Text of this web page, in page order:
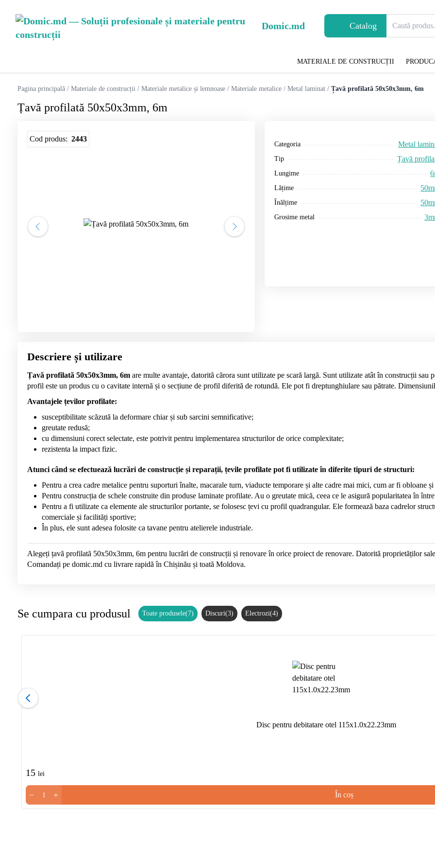
Domic.md Catalog
MATERIALE DE CONSTRUCȚII
Pagina principală / Materiale de construcții / Materiale metalice și lemnoase / Materiale metalice / Metal laminat / Țavă profilată 50x50x3mm, 6m
Țavă profilată 50x50x3mm, 6m
Cod produs: 2443
Categoria Metal
Tip Țavă
Lungime
Lățime
Înălțime
Grosime metal
Descriere și utilizare
Țavă profilată 50x50x3mm, 6m are multe avantaje, datorită cărora sunt utilizate pe scară largă. Sunt utilizate atât în construcții sau
profil este un produs cu o cavitate internă și o secțiune de profil diferită de rotundă. Ele pot fi dreptunghiulare sau pătrate.
Avantajele țevilor profilate:
susceptibilitate scăzută la deformare chiar și sub sarcini semnificative;
greutate redusă;
cu dimensiuni corect selectate, este potrivit pentru implementarea structurilor de orice complexitate;
rezistenta la impact fizic.
Atunci când se efectuează lucrări de construcție și reparații, țevile profilate pot fi utilizate în diferite tipuri de structuri:
Pentru a crea cadre metalice pentru suporturi înalte, macarale turn, viaducte temporare și alte cadre mai mici, cum ar fi obloane
Pentru construcția de schele construite din produse laminate profilate. Au o greutate mică, ceea ce le asigură popularitatea în
Pentru a fi utilizate ca elemente ale structurilor portante, se folosesc țevi cu profil quadrangular. Ele formează baza cadrelor
comerciale și facilități sportive;
În plus, ele sunt adesea folosite ca tavane pentru atelierele industriale.
Alegeți țavă profilată 50x50x3mm, 6m pentru lucrări de construcții și renovare în orice proiect de renovare. Datorită proprietăților
Comandați pe domic.md cu livrare rapidă în Chișinău și toată Moldova.
Se cumpara cu produsul Toate produsele(7) Discuri(3) Electrozi(4)
Disc pentru debitatare otel 115x1.0x22.23mm
15 lei
− + În coș